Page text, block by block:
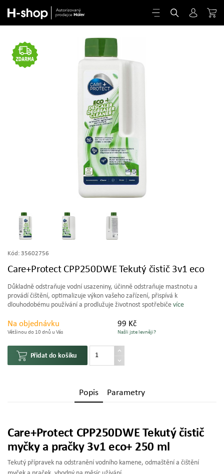
Kód: 35602756
Care+Protect CPP250DWE Tekutý čistič 3v1 eco
Důkladně odstraňuje vodní usazeniny, účinně odstraňuje mastnotu a
provádí čištění, optimalizuje výkon vašeho zařízení, přispívá k
dlouhodobému používání a prodlužuje životnost spotřebiče více
Na objednávku
Většinou do 10 dnů u Vás
99 Kč
Našli jste levněji?
Přidat do košíku
Popis Parametry
Care+Protect CPP250DWE Tekutý čistič
myčky a pračky 3v1 eco+ 250 ml
Tekutý přípravek na odstranění vodního kamene, odmaštění a čištění